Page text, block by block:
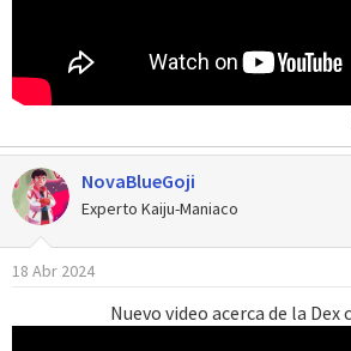
NovaBlueGoji
Experto Kaiju-Maniaco
18 Abr 2024
Nuevo video acerca de la